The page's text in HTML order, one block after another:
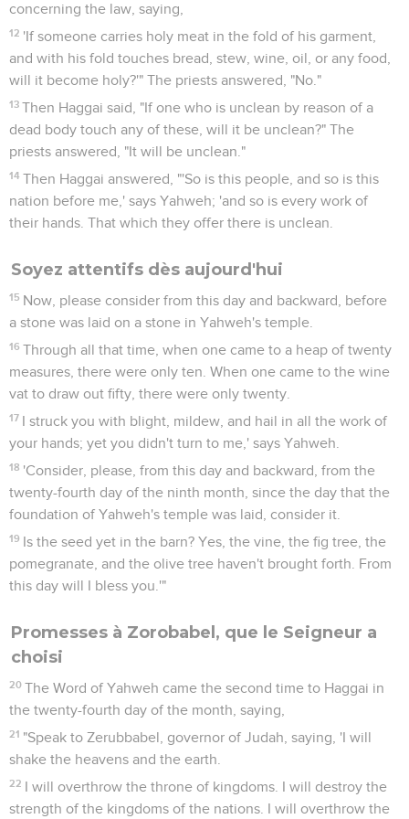
concerning the law, saying,
12 'If someone carries holy meat in the fold of his garment,
and with his fold touches bread, stew, wine, oil, or any food,
will it become holy?'" The priests answered, "No."
13 Then Haggai said, "If one who is unclean by reason of a
dead body touch any of these, will it be unclean?" The
priests answered, "It will be unclean."
14 Then Haggai answered, "'So is this people, and so is this
nation before me,' says Yahweh; 'and so is every work of
their hands. That which they offer there is unclean.
Soyez attentifs dès aujourd'hui
15 Now, please consider from this day and backward, before
a stone was laid on a stone in Yahweh's temple.
16 Through all that time, when one came to a heap of twenty
measures, there were only ten. When one came to the wine
vat to draw out fifty, there were only twenty.
17 I struck you with blight, mildew, and hail in all the work of
your hands; yet you didn't turn to me,' says Yahweh.
18 'Consider, please, from this day and backward, from the
twenty-fourth day of the ninth month, since the day that the
foundation of Yahweh's temple was laid, consider it.
19 Is the seed yet in the barn? Yes, the vine, the fig tree, the
pomegranate, and the olive tree haven't brought forth. From
this day will I bless you.'"
Promesses à Zorobabel, que le Seigneur a
choisi
20 The Word of Yahweh came the second time to Haggai in
the twenty-fourth day of the month, saying,
21 "Speak to Zerubbabel, governor of Judah, saying, 'I will
shake the heavens and the earth.
22 I will overthrow the throne of kingdoms. I will destroy the
strength of the kingdoms of the nations. I will overthrow the